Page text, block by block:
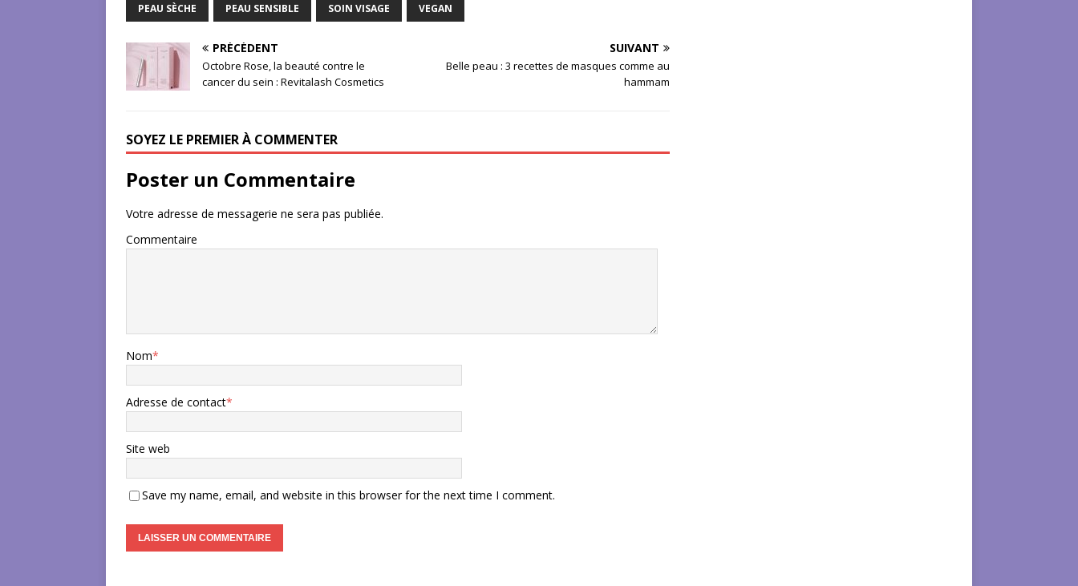
PEAU SÈCHE PEAU SENSIBLE SOIN VISAGE VEGAN
PRÉCÉDENT
Octobre Rose, la beauté contre le
cancer du sein : Revitalash Cosmetics
SUIVANT
Belle peau : 3 recettes de masques comme au
hammam
SOYEZ LE PREMIER À COMMENTER
Poster un Commentaire
Votre adresse de messagerie ne sera pas publiée.
Commentaire
Nom*
Adresse de contact*
Site web
Save my name, email, and website in this browser for the next time I comment.